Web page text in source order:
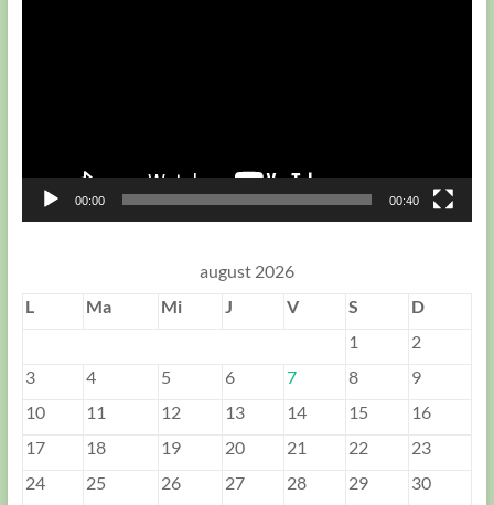
00:00 00:40
august 2026
L
Ma Mi J V S
D
1
2
3
4 5 6 7 8
9
10
11 12 13 14 15
16
17
18 19 20 21 22
23
24
25 26 27 28 29
30